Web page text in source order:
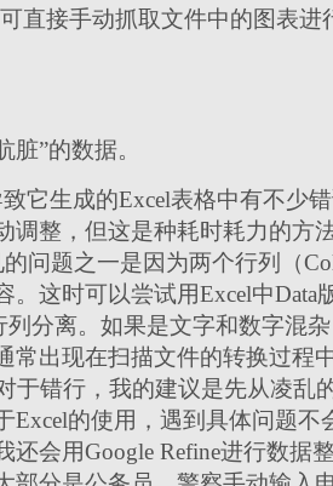
直接手动抓取文件中的图表进
”的数据。
它生成的Excel表格中有不少
整，但这是种耗时耗力的方
问题之一是因为两个行列（
这时可以尝试用Excel中Data
分离。如果是文字和数字混
出现在扫描文件的转换过程
于错行，我的建议是先从凌乱
的使用，遇到具体问题不
会用Google Refine进行数据